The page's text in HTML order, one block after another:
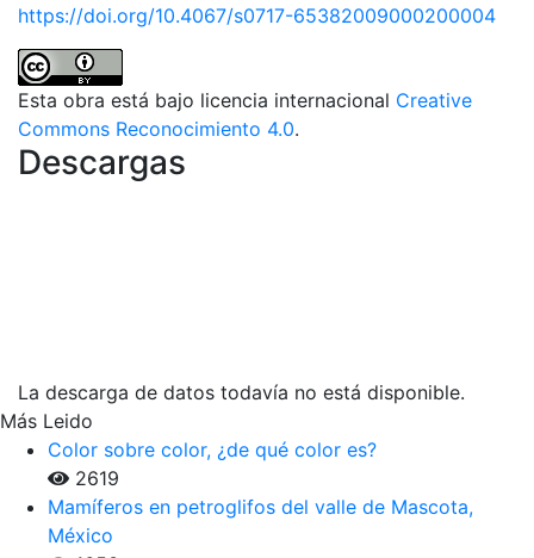
https://doi.org/10.4067/s0717-65382009000200004
Esta obra está bajo licencia internacional Creative
Commons Reconocimiento 4.0.
Descargas
La descarga de datos todavía no está disponible.
Más Leido
Color sobre color, ¿de qué color es?
2619
Mamíferos en petroglifos del valle de Mascota,
México